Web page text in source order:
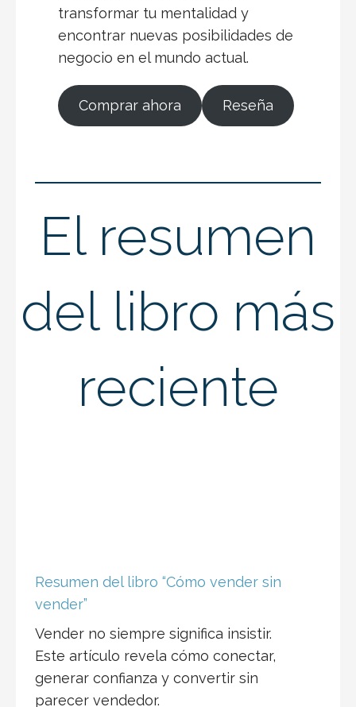
transformar tu mentalidad y
encontrar nuevas posibilidades de
negocio en el mundo actual.
Comprar ahora Reseña
El resumen
del libro más
reciente
Resumen del libro “Cómo vender sin
vender”
Vender no siempre significa insistir.
Este artículo revela cómo conectar,
generar confianza y convertir sin
parecer vendedor.